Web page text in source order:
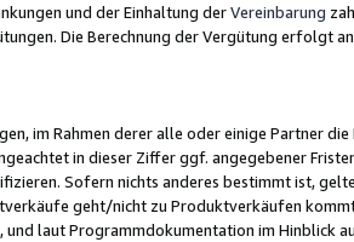
und der Einhaltung derVereinbarung
Die Berechnung der Vergütung erfolgt
im Rahmen derer alle oder einige Partner
in dieser Ziffer ggf. angegebener
Sofern nichts anderes bestimmt ist,
geht/nicht zu Produktverkäufen
laut Programmdokumentation im Hinblick